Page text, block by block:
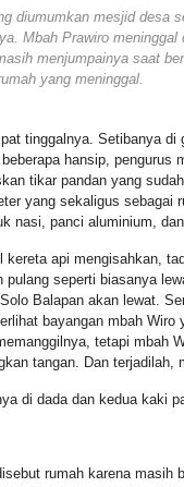
diumumkan mesjid desa
Mbah Prawiro meninggal
menjumpainya saat
yang meninggal.
tinggalnya. Setibanya
hansip, pengurus
tikar pandan yang
yang sekaligus sebagai
nasi, panci aluminium,
kereta api mengisahkan,
pulang seperti biasanya
Balapan akan lewat.
bayangan mbah
tetapi mbah
tangan. Dan
di dada dan kedua kaki
rumah karena masih